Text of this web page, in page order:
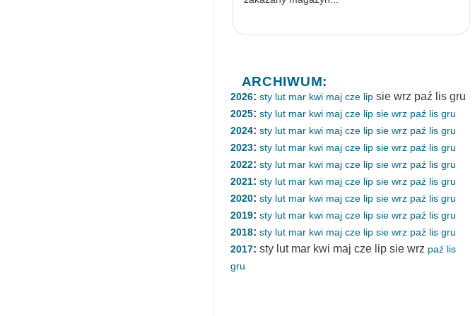
ARCHIWUM:
2026: sty lut mar kwi maj cze lip sie wrz paź lis gru
2025: sty lut mar kwi maj cze lip sie wrz paź lis gru
2024: sty lut mar kwi maj cze lip sie wrz paź lis gru
2023: sty lut mar kwi maj cze lip sie wrz paź lis gru
2022: sty lut mar kwi maj cze lip sie wrz paź lis gru
2021: sty lut mar kwi maj cze lip sie wrz paź lis gru
2020: sty lut mar kwi maj cze lip sie wrz paź lis gru
2019: sty lut mar kwi maj cze lip sie wrz paź lis gru
2018: sty lut mar kwi maj cze lip sie wrz paź lis gru
2017: sty lut mar kwi maj cze lip sie wrz paź lis
gru